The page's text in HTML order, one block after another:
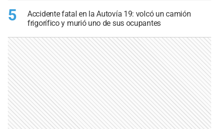
5
Accidente fatal en la Autovía 19: volcó un camión
frigorífico y murió uno de sus ocupantes